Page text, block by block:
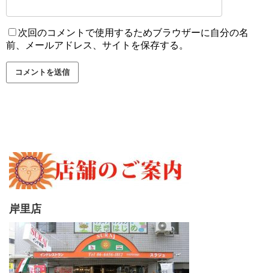
次回のコメントで使用するためブラウザーに自分の名
前、メールアドレス、サイトを保存する。
岸里店